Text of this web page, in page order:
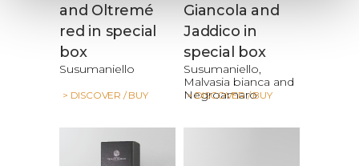
and Oltremé
red in special
box
Susumaniello
> DISCOVER / BUY
Giancola and
Jaddico in
special box
Susumaniello,
Malvasia bianca and
Negroamaro
> DISCOVER / BUY